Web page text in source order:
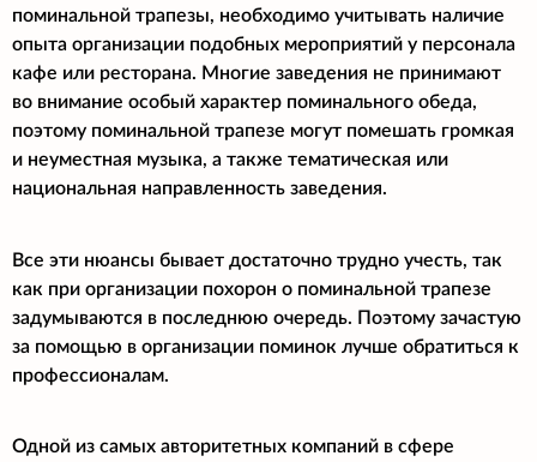
поминальной трапезы, необходимо учитывать наличие
опыта организации подобных мероприятий у персонала
кафе или ресторана. Многие заведения не принимают
во внимание особый характер поминального обеда,
поэтому поминальной трапезе могут помешать громкая
и неуместная музыка, а также тематическая или
национальная направленность заведения.
Все эти нюансы бывает достаточно трудно учесть, так
как при организации похорон о поминальной трапезе
задумываются в последнюю очередь. Поэтому зачастую
за помощью в организации поминок лучше обратиться к
профессионалам.
Одной из самых авторитетных компаний в сфере